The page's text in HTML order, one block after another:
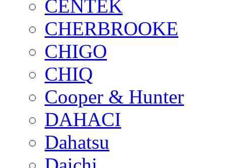
CENTEK
CHERBROOKE
CHIGO
CHIQ
Cooper & Hunter
DAHACI
Dahatsu